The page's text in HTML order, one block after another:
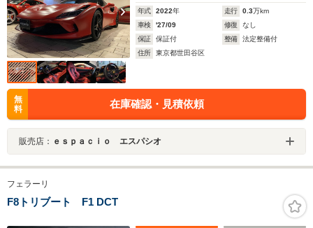
年式 2022年 走行 0.3万km
車検
'27/09 修復
なし
保証
保証付 整備
法定整備付
住所
東京都世田谷区
無
料
在庫確認・見積依頼
販売店： ｅｓｐａｃｉｏ エスパシオ
フェラーリ
F8トリブート F1 DCT